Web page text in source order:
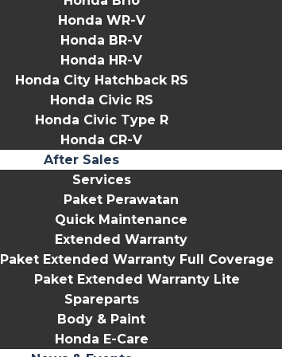
Honda WR-V
Honda BR-V
Honda HR-V
Honda City Hatchback RS
Honda Civic RS
Honda Civic Type R
Honda CR-V
After Sales
Services
Paket Perawatan
Quick Maintenance
Extended Warranty
Paket Extended Warranty Full Coverage
Paket Extended Warranty Lite
Spareparts
Body & Paint
Honda E-Care